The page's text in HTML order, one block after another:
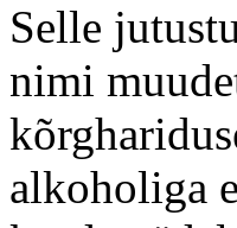
Selle
nimi
alkoholiga